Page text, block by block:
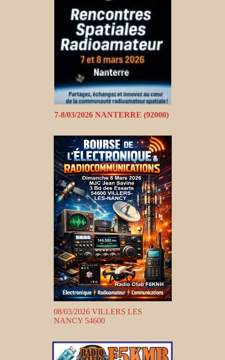
7-8/03/2026 NANTERRE (92000)
08/03/2026 VILLERS LES
NANCY 54600